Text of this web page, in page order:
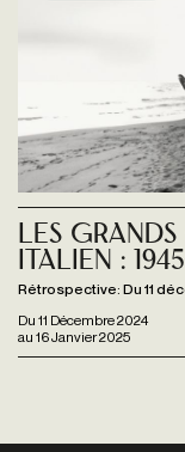
Du 11 Décembre 2024
au 16 Janvier 2025
Les
italien : 1945-
Rétrospective: Du 11